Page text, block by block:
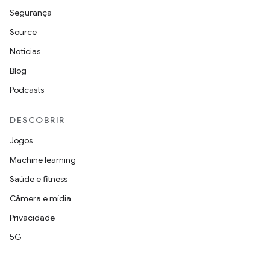
Segurança
Source
Notícias
Blog
Podcasts
DESCOBRIR
Jogos
Machine learning
Saúde e fitness
Câmera e mídia
Privacidade
5G